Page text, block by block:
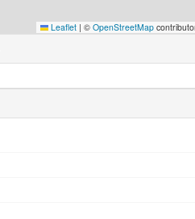
Leaflet | © OpenStreetMap